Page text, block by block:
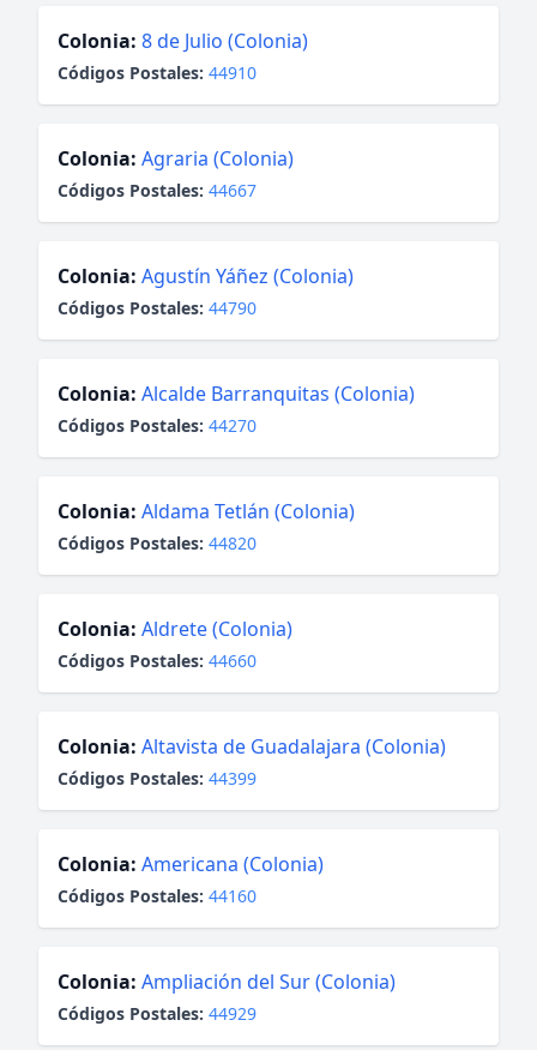
Colonia: 8 de Julio (Colonia)
Códigos Postales: 44910
Colonia: Agraria (Colonia)
Códigos Postales: 44667
Colonia: Agustín Yáñez (Colonia)
Códigos Postales: 44790
Colonia: Alcalde Barranquitas (Colonia)
Códigos Postales: 44270
Colonia: Aldama Tetlán (Colonia)
Códigos Postales: 44820
Colonia: Aldrete (Colonia)
Códigos Postales: 44660
Colonia: Altavista de Guadalajara (Colonia)
Códigos Postales: 44399
Colonia: Americana (Colonia)
Códigos Postales: 44160
Colonia: Ampliación del Sur (Colonia)
Códigos Postales: 44929